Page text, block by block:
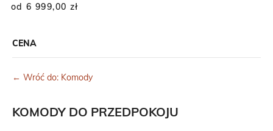
CENA
← Wróć do: Komody
KOMODY DO PRZEDPOKOJU
od 6 999,00 zł